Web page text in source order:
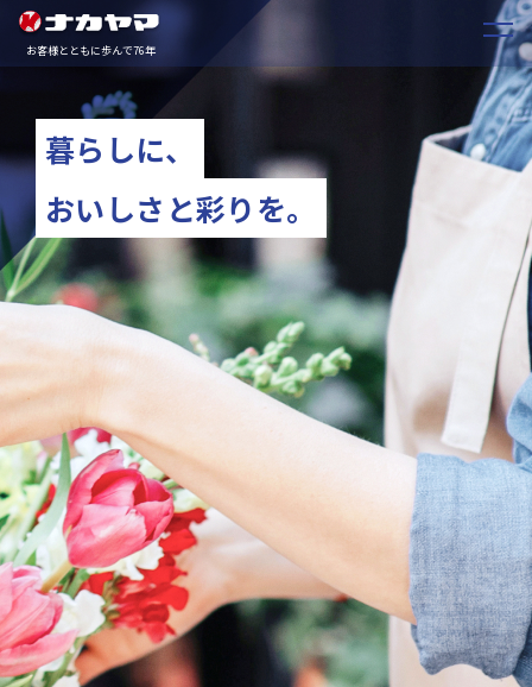
お客様とともに歩んで76年
暮らしに、
おいしさと彩りを。